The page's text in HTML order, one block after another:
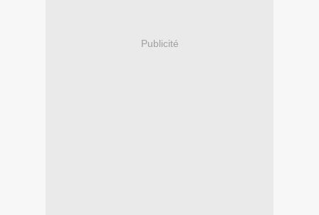
Publicité